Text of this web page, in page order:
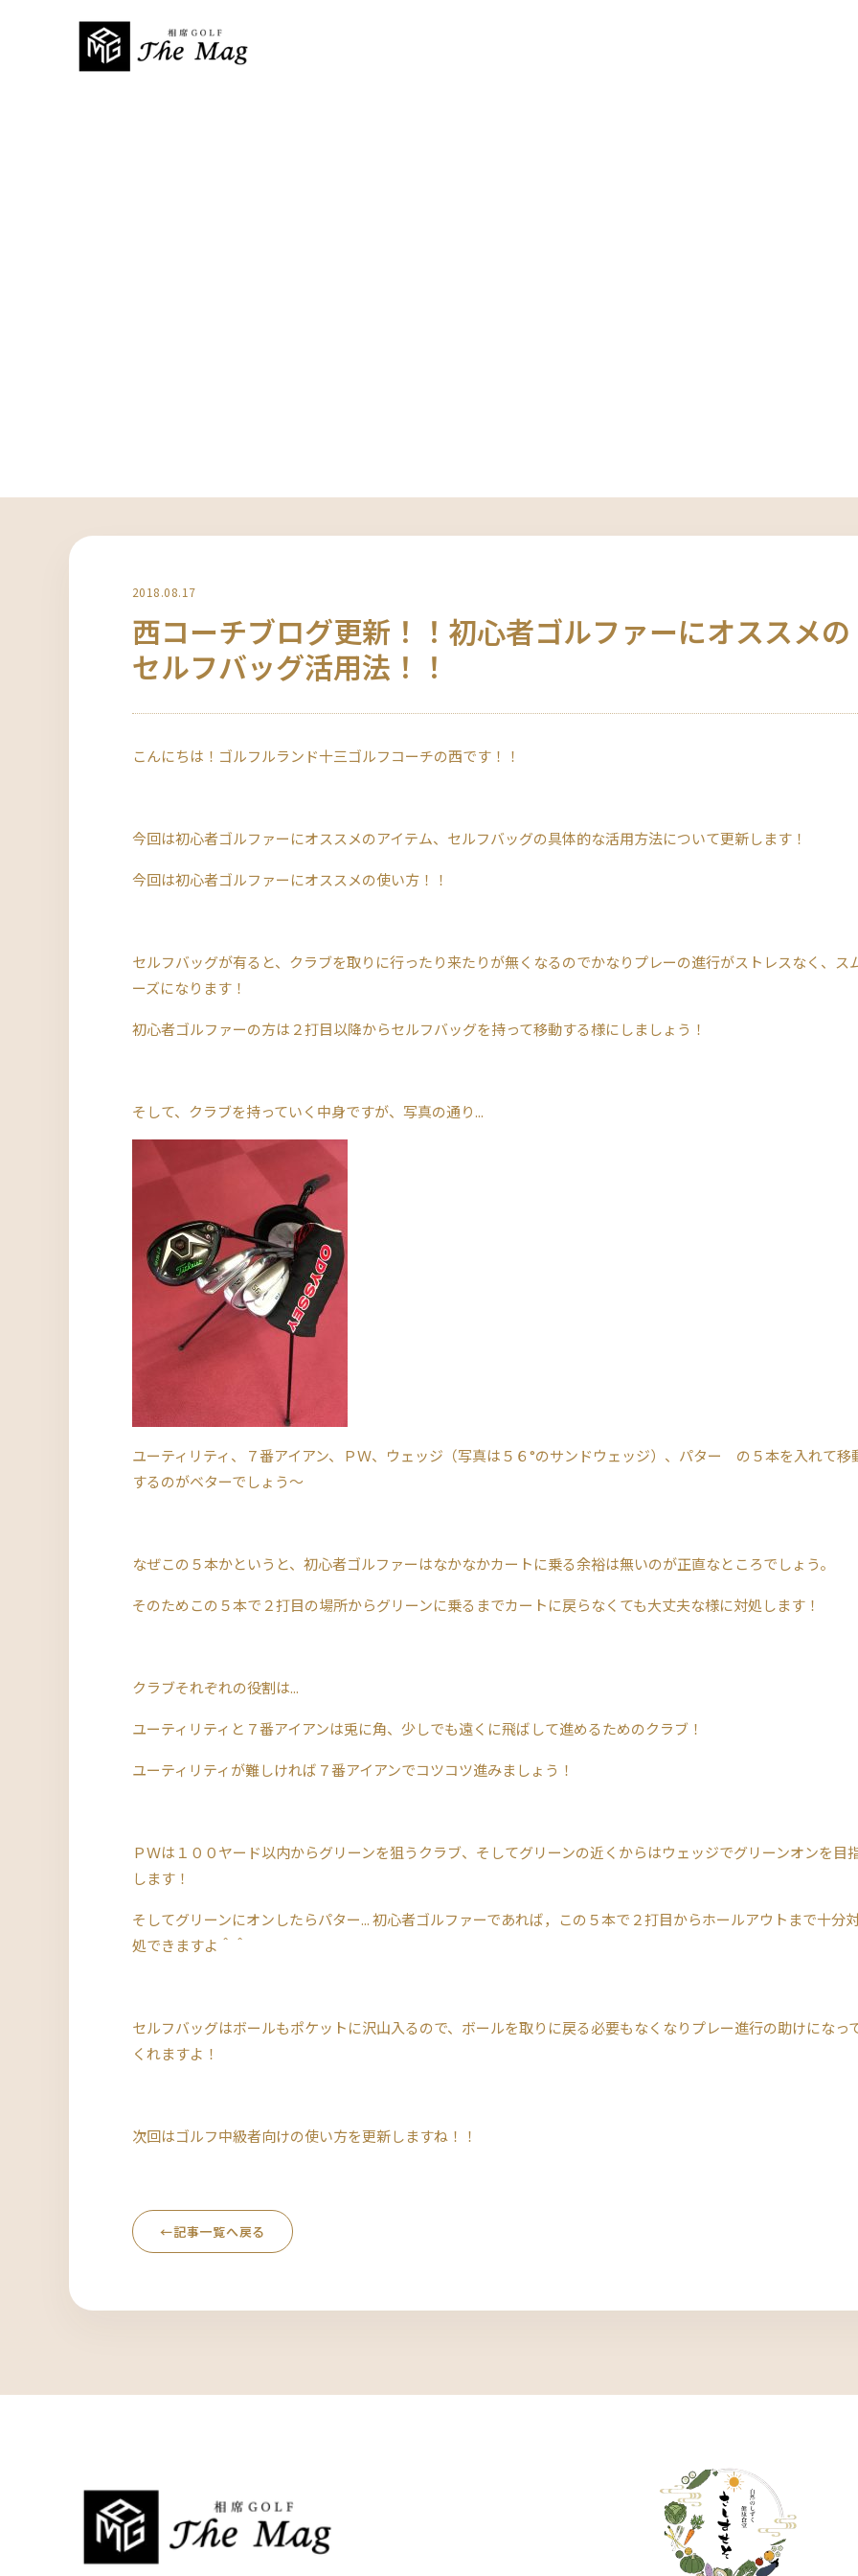
2018.08.17
西コーチブログ更新！！初心者ゴルファーにオススメの
セルフバッグ活用法！！
こんにちは！ゴルフルランド十三ゴルフコーチの西です！！
今回は初心者ゴルファーにオススメのアイテム、セルフバッグの具体的な活用方法について更新します！
今回は初心者ゴルファーにオススメの使い方！！
セルフバッグが有ると、クラブを取りに行ったり来たりが無くなるのでかなりプレーの進行がストレスなく、ス
ーズになります！
初心者ゴルファーの方は２打目以降からセルフバッグを持って移動する様にしましょう！
そして、クラブを持っていく中身ですが、写真の通り...
ユーティリティ、７番アイアン、ＰＷ、ウェッジ（写真は５６°のサンドウェッジ）、パター の５本を入れて移
するのがベターでしょう～
なぜこの５本かというと、初心者ゴルファーはなかなかカートに乗る余裕は無いのが正直なところでしょう。
そのためこの５本で２打目の場所からグリーンに乗るまでカートに戻らなくても大丈夫な様に対処します！
クラブそれぞれの役割は...
ユーティリティと７番アイアンは兎に角、少しでも遠くに飛ばして進めるためのクラブ！
ユーティリティが難しければ７番アイアンでコツコツ進みましょう！
ＰＷは１００ヤード以内からグリーンを狙うクラブ、そしてグリーンの近くからはウェッジでグリーンオンを目
します！
そしてグリーンにオンしたらパター... 初心者ゴルファーであれば，この５本で２打目からホールアウトまで十分
処できますよ＾＾
セルフバッグはボールもポケットに沢山入るので、ボールを取りに戻る必要もなくなりプレー進行の助けになっ
くれますよ！
次回はゴルフ中級者向けの使い方を更新しますね！！
←記事一覧へ戻る